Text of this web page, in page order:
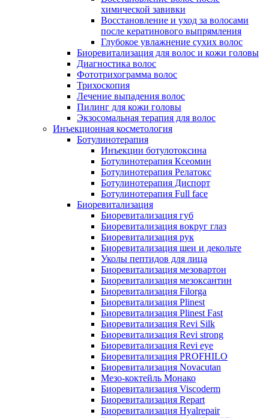
химической завивки
Восстановление и уход за волосами
после кератинового выпрямления
Глубокое увлажнение сухих волос
Биоревитализация для волос и кожи головы
Диагностика волос
Фототрихограмма волос
Трихоскопия
Лечение выпадения волос
Пилинг для кожи головы
Экзосомальная терапия для волос
Инъекционная косметология
Ботулинотерапия
Инъекции ботулотоксина
Ботулинотерапия Ксеомин
Ботулинотерапия Релатокс
Ботулинотерапия Диспорт
Ботулинотерапия Full face
Биоревитализация
Биоревитализация губ
Биоревитализация вокруг глаз
Биоревитализация рук
Биоревитализация шеи и декольте
Уколы пептидов для лица
Биоревитализация мезовартон
Биоревитализация мезоксантин
Биоревитализация Filorga
Биоревитализация Plinest
Биоревитализация Plinest Fast
Биоревитализация Revi Silk
Биоревитализация Revi strong
Биоревитализация Revi eye
Биоревитализация PROFHILO
Биоревитализация Novacutan
Мезо-коктейль Монако
Биоревитализация Viscoderm
Биоревитализация Repart
Биоревитализация Hyalrepair